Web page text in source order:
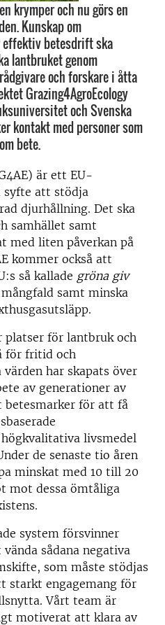
krymper och nu görs en
Kunskap om
effektiv betesdrift ska
lantbruket genom
och forskare i åtta
Grazing4AgroEcology
och Svenska
kontakt med personer som
bete.
är ett EU-
syfte att stödja
djurhållning. Det ska
samhället samt
med liten påverkan på
kommer också att
så kallade gröna giv
samt minska
platser för lantbruk och
för fritid och
värden har skapats över
av generationer av
betesmarker för att få
livsmedel
de senaste tio åren
minskat med 10 till 20
mot dessa ömtåliga
system försvinner
sådana negativa
som måste stödjas
starkt engagemang för
Vårt team är
motiverat att klara av